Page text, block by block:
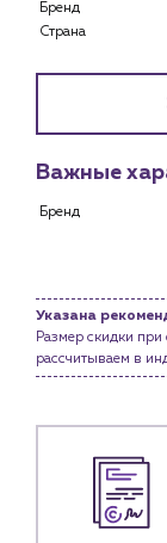
О
Сервис
Доставка
Бренд
Страна
Важные
Бренд
Указана
Размер скидки при
рассчитываем в